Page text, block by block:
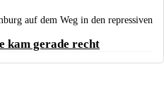
auf dem Weg in den repressiven
kam gerade recht